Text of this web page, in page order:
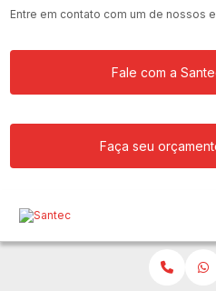
Entre em contato com um de nossos
Fale com a
Faça seu